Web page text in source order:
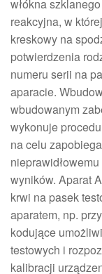
włókna
reakcyjna, w
kreskowy na
potwierdzenia
numeru serii na
aparacie.
wbudowanym
wykonuje
na celu
wyników. Aparat
krwi na pasek
aparatem, np.
kodujące
testowych i
kalibracji